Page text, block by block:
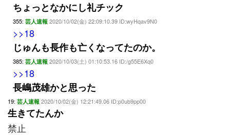
ちょっとなかにし礼チック
355: 芸人速報 2020/10/02(金) 22:09:10.39 ID:wyHqav9N0
>>18
じゅんも長作も亡くなってたのか。
385: 芸人速報 2020/10/03(土) 01:10:53.16 ID:/g55E6Xq0
>>18
長嶋茂雄かと思った
19: 芸人速報 2020/10/02(金) 12:21:49.06 ID:p0ub9pp00
生きてたんか
禁止